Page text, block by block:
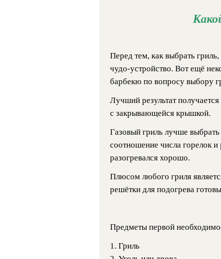
Перед тем, как выбрать
чудо-устройство. Вот ещё
барбекю по вопросу выбору
Лучший результат
с закрывающейся крышкой.
Газовый гриль лучше
соотношение числа горелок
разогревался хорошо.
Плюсом любого гриля
решётки для подогрева
Предметы первой
1. Гриль